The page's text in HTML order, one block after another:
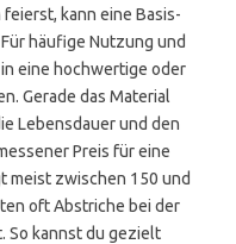
kann eine Basis-
häufige Nutzung und
eine hochwertige oder
Gerade das Material
Lebensdauer und den
Preis für eine
meist zwischen 150 und
oft Abstriche bei der
So kannst du gezielt